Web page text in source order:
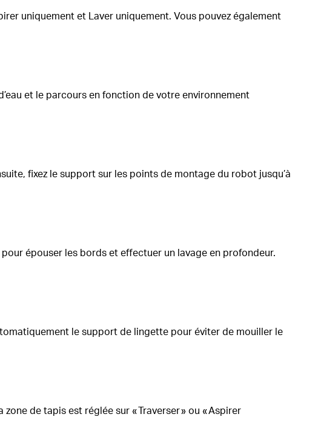
uniquement et Laver uniquement. Vous pouvez également
et le parcours en fonction de votre environnement
fixez le support sur les points de montage du robot jusqu’à
épouser les bords et effectuer un lavage en profondeur.
le support de lingette pour éviter de mouiller le
de tapis est réglée sur « Traverser » ou « Aspirer